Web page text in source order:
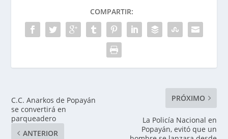
COMPARTIR:
C.C. Anarkos de Popayán
se convertirá en
parqueadero
ANTERIOR
PRÓXIMO
La Policía Nacional en
Popayán, evitó que un